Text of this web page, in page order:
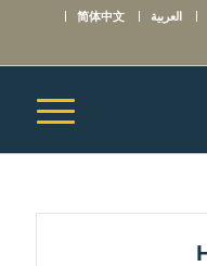
العربية 简体中文